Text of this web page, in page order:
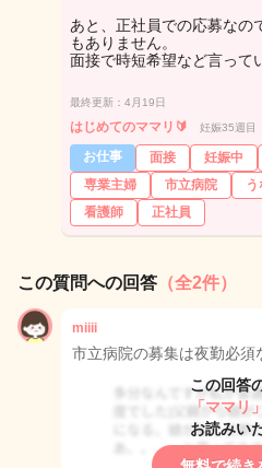
あと、正社員での応募なの
もありません。
面接で時短希望など言って
最終更新：4月19日
はじめてのママリ🔰 妊娠35週目
お仕事 面接 妊娠中
専業主婦
市立病院
看護師
正社員
この質問への回答 （全2件）
miiii
市立病院の募集は夜勤必須
この回答
「ママリ
お読みい